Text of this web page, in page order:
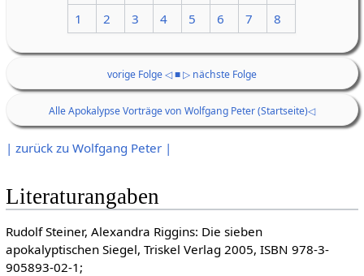
1
2 3 4 5 6 7 8
vorige Folge ◁■▷ nächste Folge
Alle Apokalypse Vorträge von Wolfgang Peter (Startseite)◁
| zurück zu Wolfgang Peter |
Literaturangaben
Rudolf Steiner, Alexandra Riggins: Die sieben
apokalyptischen Siegel, Triskel Verlag 2005, ISBN 978-3-
905893-02-1;